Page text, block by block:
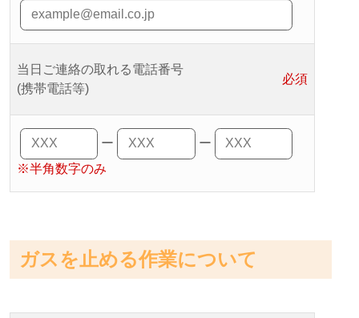
当日ご連絡の取れる電話番号
(携帯電話等)
必須
ー
ー
※半角数字のみ
ガスを止める作業について